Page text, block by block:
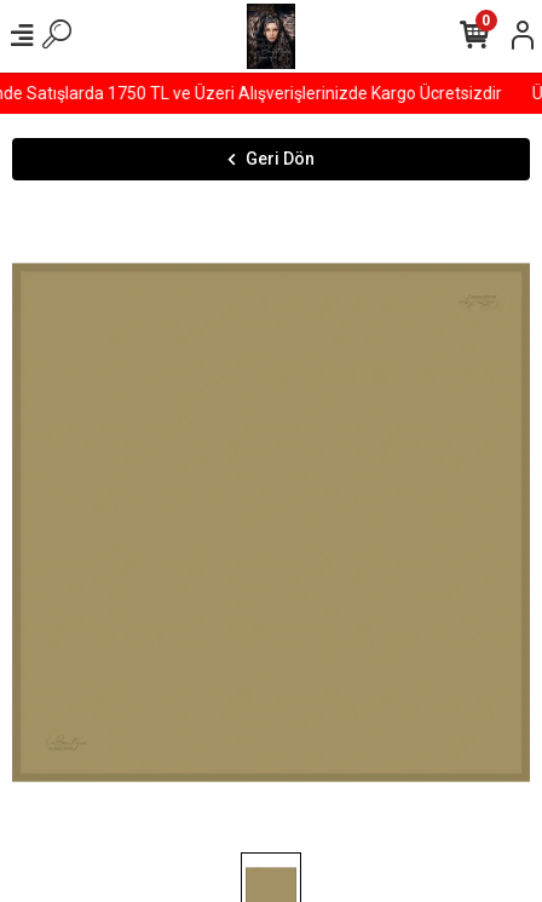
Satışlarda 1750 TL ve Üzeri Alışverişlerinizde Kargo Ücretsizdir
0
Geri Dön